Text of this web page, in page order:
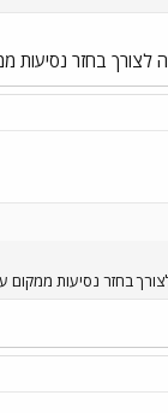
בחזר נסיעות ממקום
נסיעות ממקום עבודתי.